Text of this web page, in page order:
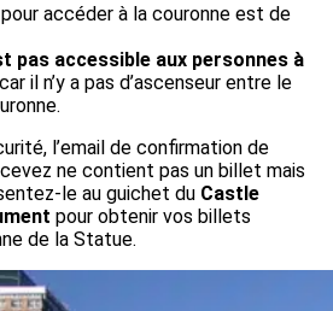
accéder à la couronne est de
pas accessible aux personnes à
car il n’y a pas d’ascenseur entre le
l’email de confirmation de
ne contient pas un billet mais
le au guichet du Castle
pour obtenir vos billets
de la Statue.